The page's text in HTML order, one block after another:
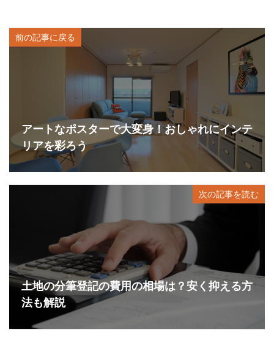
前の記事に戻る
アートなポスターで大変身！おしゃれにインテ
リアを彩ろう
次の記事を読む
土地の分筆登記の費用の相場は？安く抑える方
法も解説